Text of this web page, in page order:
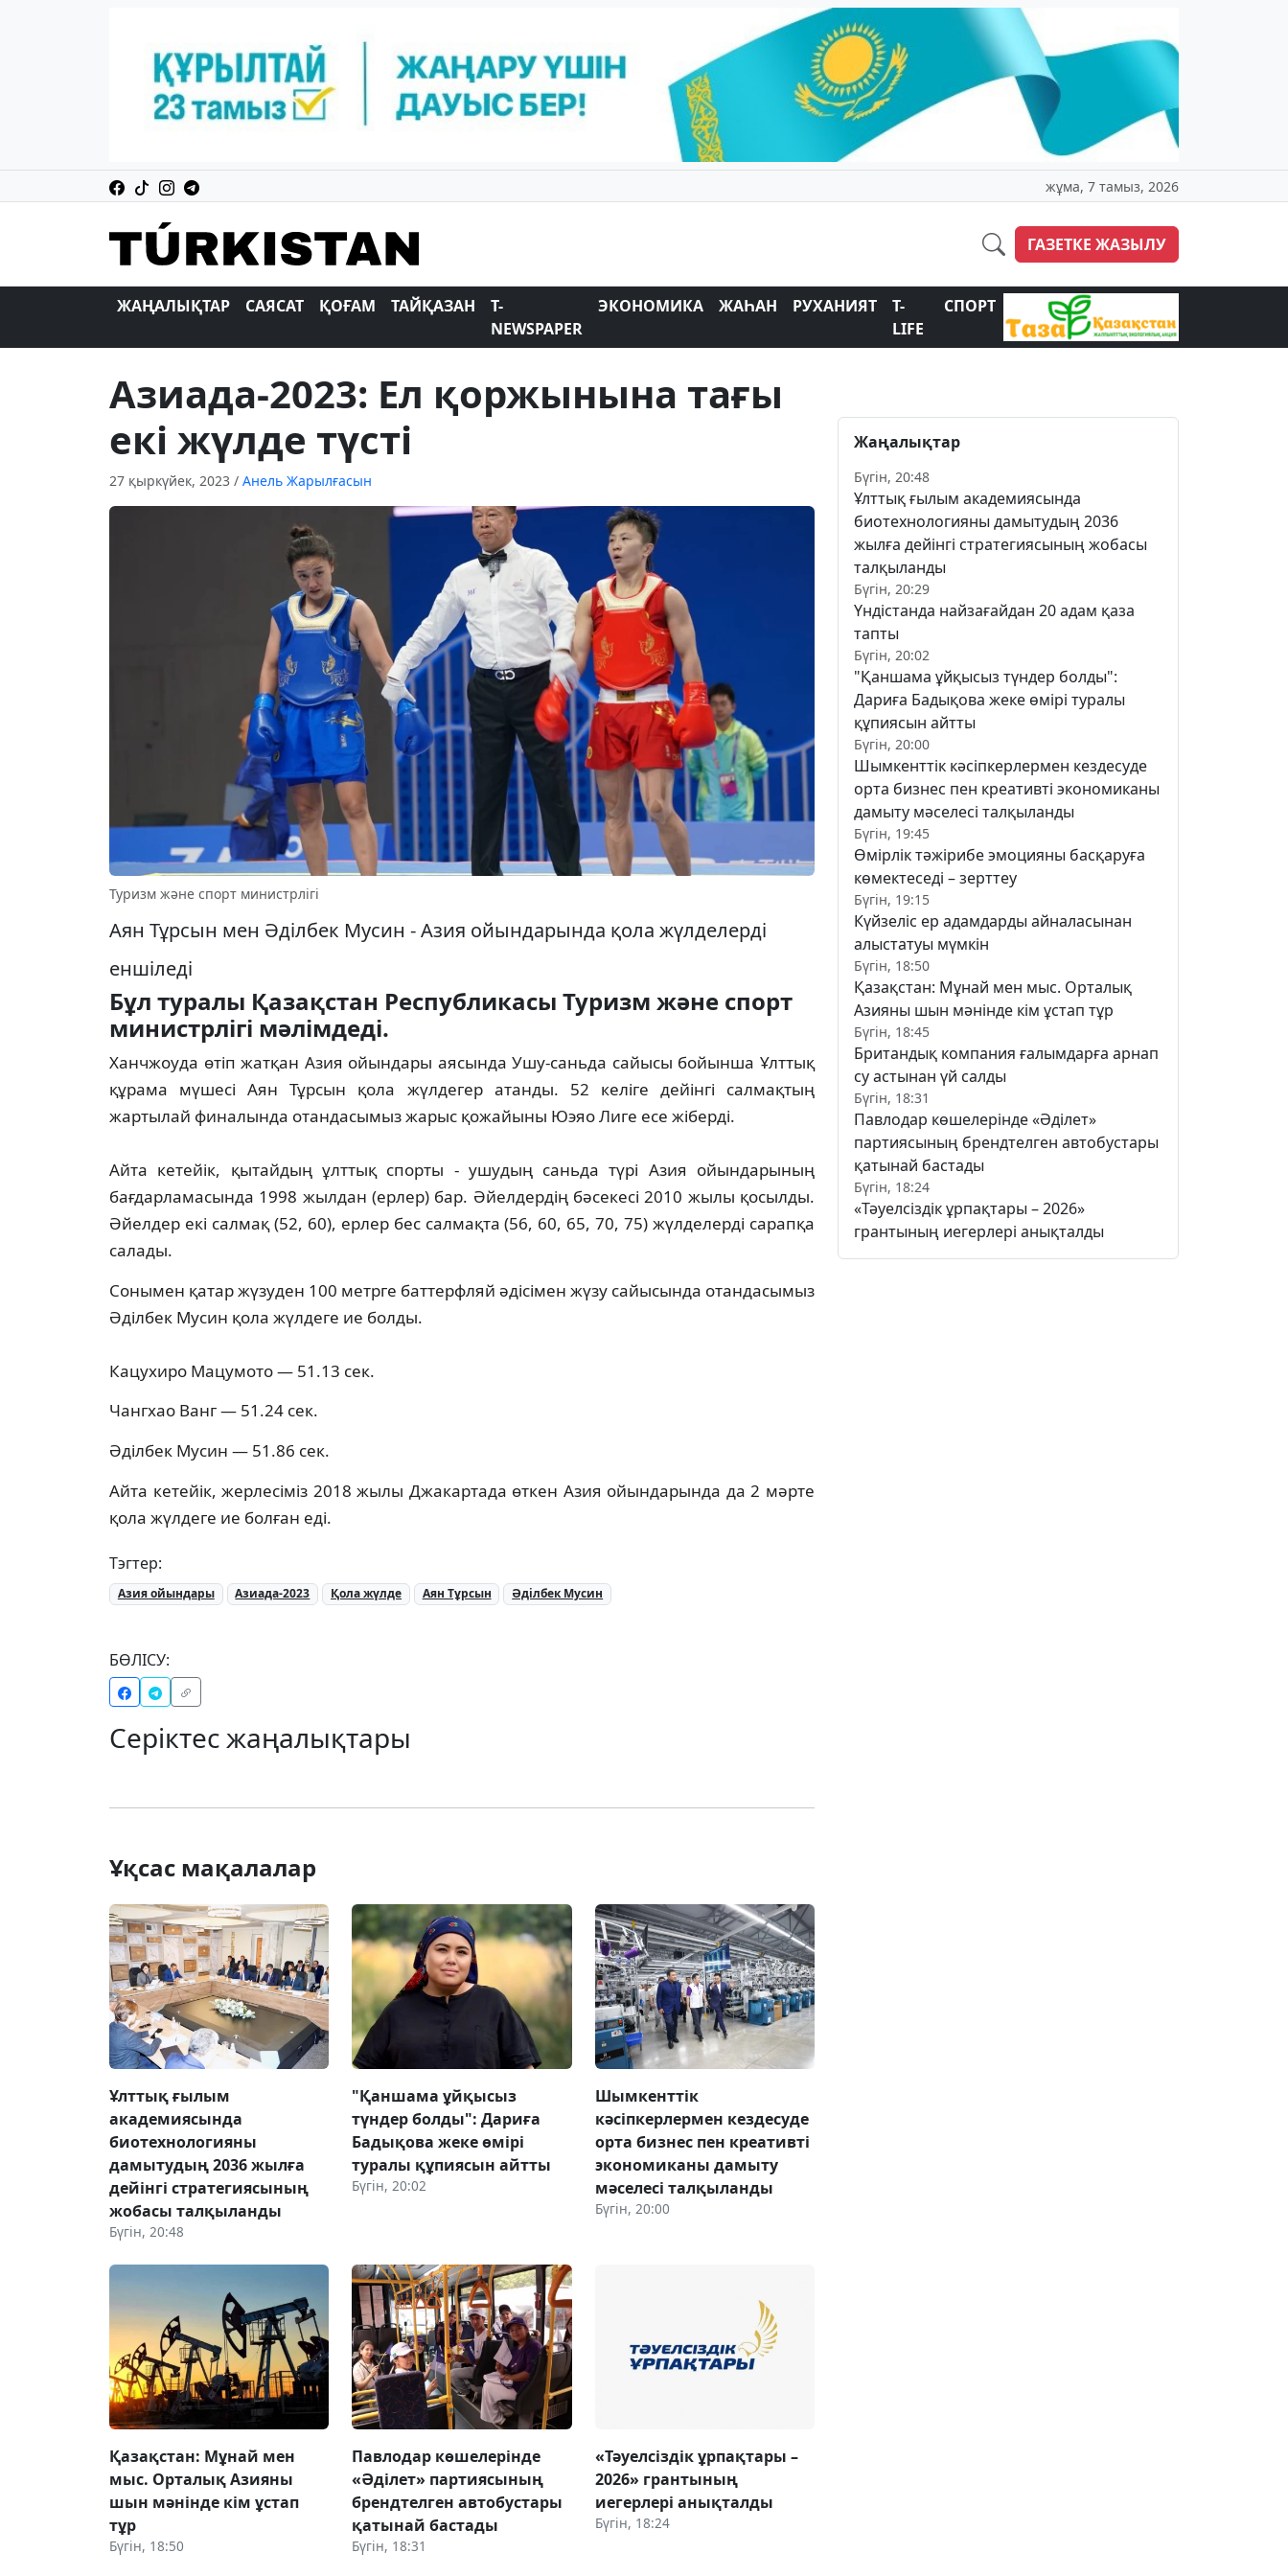
жұма, 7 тамыз, 2026
ГАЗЕТКЕ ЖАЗЫЛУ
ЖАҢАЛЫҚТАР САЯСАТ ҚОҒАМ ТАЙҚАЗАН
T-
NEWSPAPER
ЭКОНОМИКА ЖАҺАН РУХАНИЯТ
T-
LIFE
СПОРТ
Азиада-2023: Ел қоржынына тағы
екі жүлде түсті
27 қыркүйек, 2023 / Анель Жарылғасын
Туризм және спорт министрлігі
Аян Тұрсын мен Әділбек Мусин - Азия ойындарында қола жүлделерді
еншіледі
Бұл туралы Қазақстан Республикасы Туризм жəне спорт
министрлігі мәлімдеді.
Ханчжоуда өтіп жатқан Азия ойындары аясында Ушу-саньда сайысы бойынша Ұлттық
құрама мүшесі Аян Тұрсын қола жүлдегер атанды. 52 келіге дейінгі салмақтың
жартылай финалында отандасымыз жарыс қожайыны Юэяо Лиге есе жіберді.
Айта кетейік, қытайдың ұлттық спорты - ушудың саньда түрі Азия ойындарының
бағдарламасында 1998 жылдан (ерлер) бар. Әйелдердің бәсекесі 2010 жылы қосылды.
Әйелдер екі салмақ (52, 60), ерлер бес салмақта (56, 60, 65, 70, 75) жүлделерді сарапқа
салады.
Сонымен қатар жүзуден 100 метрге баттерфляй әдісімен жүзу сайысында отандасымыз
Әділбек Мусин қола жүлдеге ие болды.
Кацухиро Мацумото — 51.13 сек.
Чангхао Ванг — 51.24 сек.
Әділбек Мусин — 51.86 сек.
Айта кетейік, жерлесіміз 2018 жылы Джакартада өткен Азия ойындарында да 2 мәрте
қола жүлдеге ие болған еді.
Тэгтер:
Азия ойындары Азиада-2023 Қола жүлде Аян Тұрсын Әділбек Мусин
БӨЛІСУ:
Серіктес жаңалықтары
Ұқсас мақалалар
Ұлттық ғылым
академиясында
биотехнологияны
дамытудың 2036 жылға
дейінгі стратегиясының
жобасы талқыланды
Бүгін, 20:48
"Қаншама ұйқысыз
түндер болды": Дариға
Бадықова жеке өмірі
туралы құпиясын айтты
Бүгін, 20:02
Шымкенттік
кәсіпкерлермен кездесуде
орта бизнес пен креативті
экономиканы дамыту
мәселесі талқыланды
Бүгін, 20:00
Қазақстан: Мұнай мен
мыс. Орталық Азияны
шын мәнінде кім ұстап
тұр
Бүгін, 18:50
Павлодар көшелерінде
«Әділет» партиясының
брендтелген автобустары
қатынай бастады
Бүгін, 18:31
«Тәуелсіздік ұрпақтары –
2026» грантының
иегерлері анықталды
Бүгін, 18:24
Жаңалықтар
Бүгін, 20:48
Ұлттық ғылым академиясында
биотехнологияны дамытудың 2036
жылға дейінгі стратегиясының жобасы
талқыланды
Бүгін, 20:29
Үндістанда найзағайдан 20 адам қаза
тапты
Бүгін, 20:02
"Қаншама ұйқысыз түндер болды":
Дариға Бадықова жеке өмірі туралы
құпиясын айтты
Бүгін, 20:00
Шымкенттік кәсіпкерлермен кездесуде
орта бизнес пен креативті экономиканы
дамыту мәселесі талқыланды
Бүгін, 19:45
Өмірлік тәжірибе эмоцияны басқаруға
көмектеседі – зерттеу
Бүгін, 19:15
Күйзеліс ер адамдарды айналасынан
алыстатуы мүмкін
Бүгін, 18:50
Қазақстан: Мұнай мен мыс. Орталық
Азияны шын мәнінде кім ұстап тұр
Бүгін, 18:45
Британдық компания ғалымдарға арнап
су астынан үй салды
Бүгін, 18:31
Павлодар көшелерінде «Әділет»
партиясының брендтелген автобустары
қатынай бастады
Бүгін, 18:24
«Тәуелсіздік ұрпақтары – 2026»
грантының иегерлері анықталды